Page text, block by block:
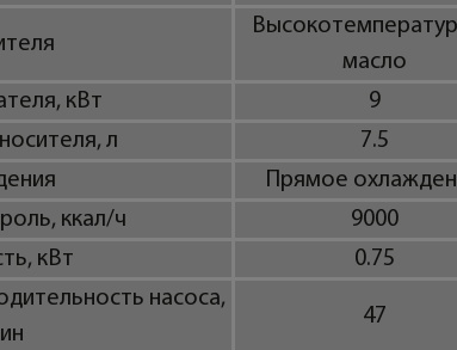
масло
кВт
9
л
7.5
Прямое
ккал/ч
9000
кВт
0.75
насоса,
47